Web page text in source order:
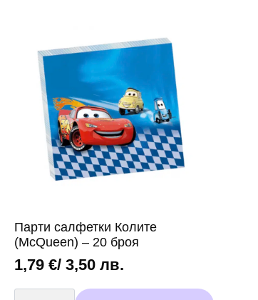
Парти салфетки Колите
(McQueen) – 20 броя
1,79€/ 3,50 лв.
количество